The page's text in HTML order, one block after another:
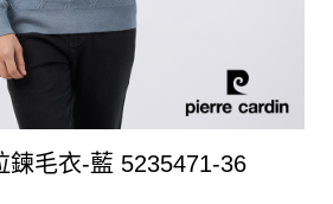
鍊毛衣-藍 5235471-36